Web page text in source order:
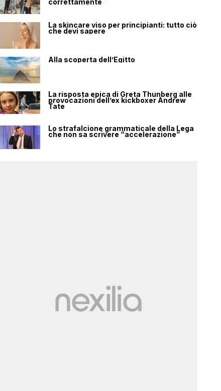
correttamente
La skincare viso per principianti: tutto ciò
che devi sapere
Alla scoperta dell’Egitto
La risposta epica di Greta Thunberg alle
provocazioni dell’ex kickboxer Andrew
Tate
Lo strafalcione grammaticale della Lega
che non sa scrivere “accelerazione”